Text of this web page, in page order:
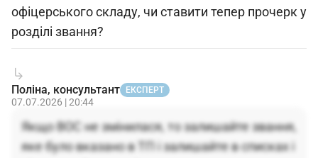
офіцерського складу, чи ставити тепер прочерк у
розділі звання?
Поліна, консультант ЕКСПЕРТ
07.07.2026 | 20:44
Якщо ВОС не змінилася, то залишайте звання,
яке було вказано в ТП і залишайте в списках і